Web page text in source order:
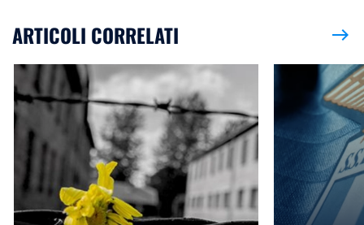
ARTICOLI CORRELATI east